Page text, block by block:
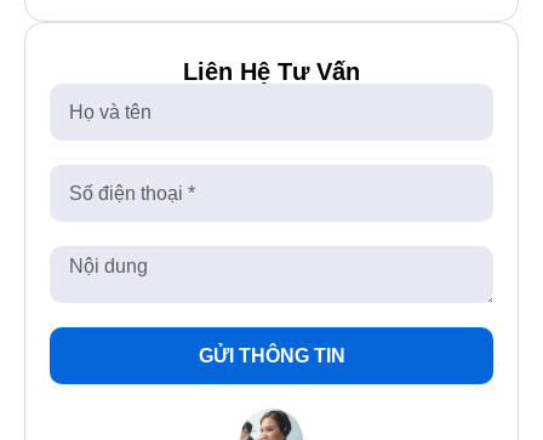
Liên Hệ Tư Vấn
GỬI THÔNG TIN